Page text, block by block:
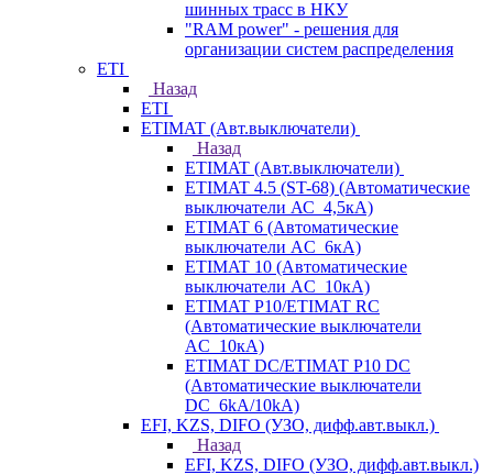
шинных трасс в НКУ
"RAM power" - решения для
организации систем распределения
ETI
Назад
ETI
ETIMAT (Авт.выключатели)
Назад
ETIMAT (Авт.выключатели)
ETIMAT 4.5 (ST-68) (Автоматические
выключатели АС_4,5кА)
ETIMAT 6 (Автоматические
выключатели AC_6кА)
ETIMAT 10 (Автоматические
выключатели AC_10кА)
ETIMAT P10/ETIMAT RC
(Автоматические выключатели
AC_10кА)
ETIMAT DC/ETIMAT P10 DC
(Автоматические выключатели
DC_6kA/10kA)
EFI, KZS, DIFO (УЗО, дифф.авт.выкл.)
Назад
EFI, KZS, DIFO (УЗО, дифф.авт.выкл.)